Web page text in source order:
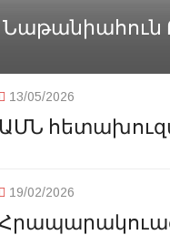
Նաթանիահուն
13/05/2026
ԱՄՆ
19/02/2026